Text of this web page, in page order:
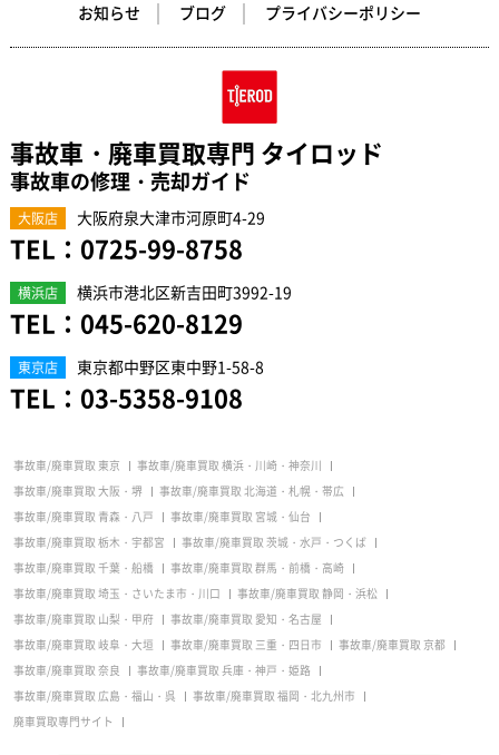
お知らせ
ブログ プライバシーポリシー
事故車・廃車買取専門 タイロッド
事故車の修理・売却ガイド
大阪店 大阪府泉大津市河原町4-29
TEL： 0725-99-8758
横浜店 横浜市港北区新吉田町3992-19
TEL： 045-620-8129
東京店 東京都中野区東中野1-58-8
TEL： 03-5358-9108
事故車/廃車買取 東京
事故車/廃車買取 横浜・川崎・神奈川
事故車/廃車買取 大阪・堺
事故車/廃車買取 北海道・札幌・帯広
事故車/廃車買取 青森・八戸
事故車/廃車買取 宮城・仙台
事故車/廃車買取 栃木・宇都宮
事故車/廃車買取 茨城・水戸・つくば
事故車/廃車買取 千葉・船橋
事故車/廃車買取 群馬・前橋・高崎
事故車/廃車買取 埼玉・さいたま市・川口
事故車/廃車買取 静岡・浜松
事故車/廃車買取 山梨・甲府
事故車/廃車買取 愛知・名古屋
事故車/廃車買取 岐阜・大垣
事故車/廃車買取 三重・四日市
事故車/廃車買取 京都
事故車/廃車買取 奈良
事故車/廃車買取 兵庫・神戸・姫路
事故車/廃車買取 広島・福山・呉
事故車/廃車買取 福岡・北九州市
廃車買取専門サイト